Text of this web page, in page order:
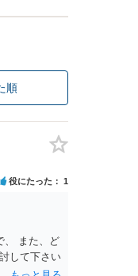
順
役にたった 1
、 また、ど
して下さい
しくはその